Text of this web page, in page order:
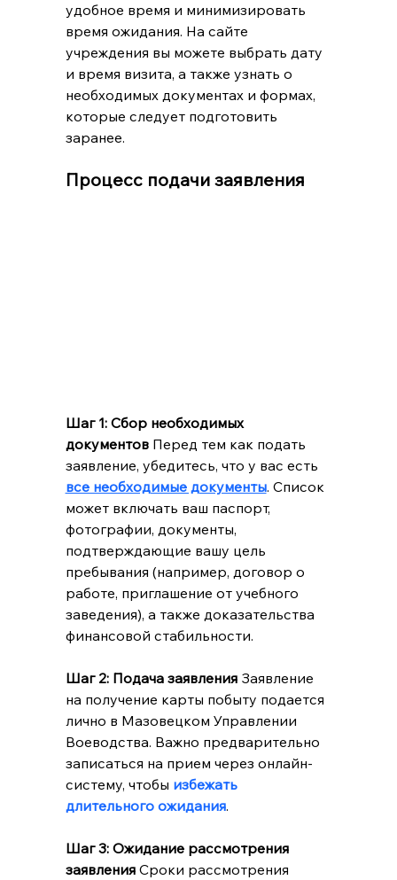
удобное время и минимизировать
время ожидания. На сайте
учреждения вы можете выбрать дату
и время визита, а также узнать о
необходимых документах и формах,
которые следует подготовить
заранее.
Процесс подачи заявления
Шаг 1: Сбор необходимых
документов Перед тем как подать
заявление, убедитесь, что у вас есть
все необходимые документы. Список
может включать ваш паспорт,
фотографии, документы,
подтверждающие вашу цель
пребывания (например, договор о
работе, приглашение от учебного
заведения), а также доказательства
финансовой стабильности.
Шаг 2: Подача заявления Заявление
на получение карты побыту подается
лично в Мазовецком Управлении
Воеводства. Важно предварительно
записаться на прием через онлайн-
систему, чтобы избежать
длительного ожидания.
Шаг 3: Ожидание рассмотрения
заявления Сроки рассмотрения